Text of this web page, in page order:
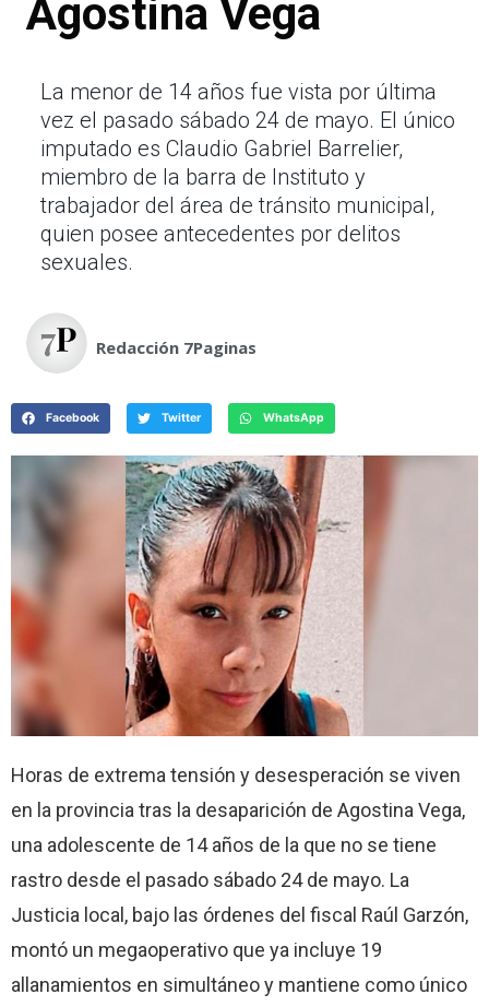
Agostina Vega
La menor de 14 años fue vista por última
vez el pasado sábado 24 de mayo. El único
imputado es Claudio Gabriel Barrelier,
miembro de la barra de Instituto y
trabajador del área de tránsito municipal,
quien posee antecedentes por delitos
sexuales.
Redacción 7Paginas
Facebook Twitter WhatsApp
Horas de extrema tensión y desesperación se viven
en la provincia tras la desaparición de Agostina Vega,
una adolescente de 14 años de la que no se tiene
rastro desde el pasado sábado 24 de mayo. La
Justicia local, bajo las órdenes del fiscal Raúl Garzón,
montó un megaoperativo que ya incluye 19
allanamientos en simultáneo y mantiene como único